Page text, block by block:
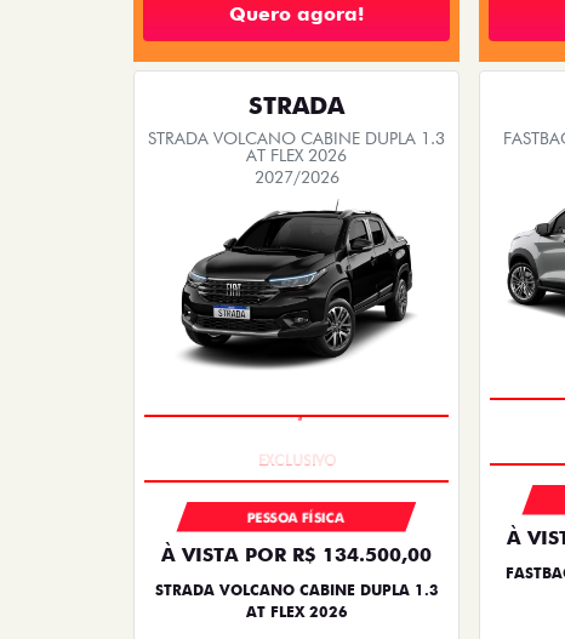
Quero agora!
STRADA
STRADA VOLCANO CABINE DUPLA 1.3
AT FLEX 2026
2027/2026
SUPERVALORIZAÇÃO DO USADO
PESSOA FÍSICA
À VISTA POR R$ 134.500,00
STRADA VOLCANO CABINE DUPLA 1.3
AT FLEX 2026
À